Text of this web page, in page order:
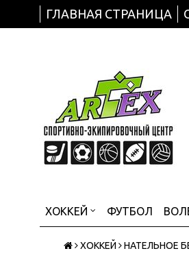
ГЛАВНАЯ СТРАНИЦА
ХОККЕЙ ФУТБОЛ
ХОККЕЙ НАТЕЛЬНОЕ